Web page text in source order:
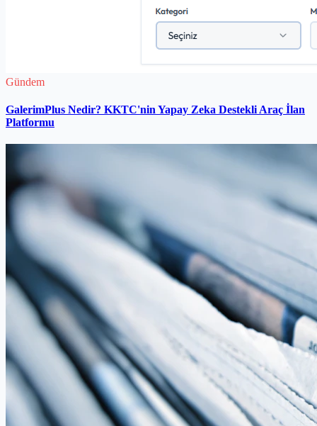
Gündem
GalerimPlus Nedir? KKTC'nin Yapay Zeka Destekli Araç İlan
Platformu